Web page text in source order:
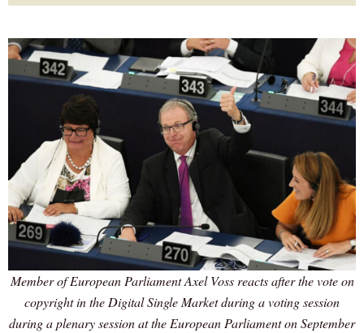
Member of European Parliament Axel Voss reacts after the vote on
copyright in the Digital Single Market during a voting session
during a plenary session at the European Parliament on September